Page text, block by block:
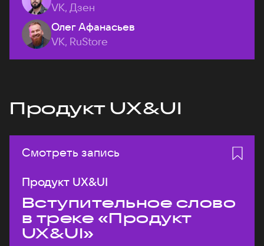
VK, Дзен
Олег Афанасьев
VK, RuStore
Продукт UX&UI
Смотреть запись
Продукт UX&UI
Вступительное слово
в треке «Продукт
UX&UI»